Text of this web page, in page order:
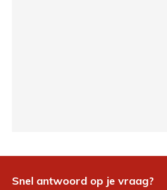
Snel antwoord op je vraag?